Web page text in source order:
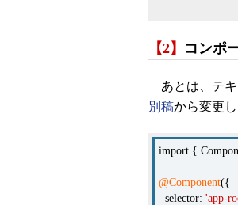
【2】 コンポ
あとは、テキ
別稿から変更し
import {
@Component({
selector: 'app-